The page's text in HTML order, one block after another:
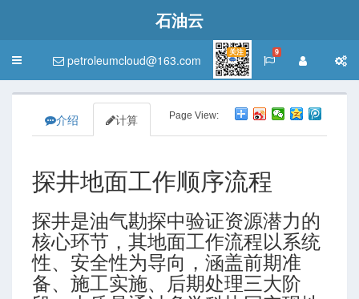
石油云
Toggle
petroleumcloud@163.com
关注 9
介绍 计算 Page View:
探井地面工作顺序流程
探井是油气勘探中验证资源潜力的
核心环节，其地面工作流程以系统
性、安全性为导向，涵盖前期准
备、施工实施、后期处理三大阶